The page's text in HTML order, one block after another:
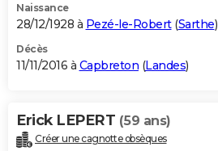
Naissance
28/12/1928 à Pezé-le-Robert(Sarthe)
Décès
11/11/2016 à Capbreton (Landes)
Erick LEPERT (59 ans)
Créer une cagnotte obsèques